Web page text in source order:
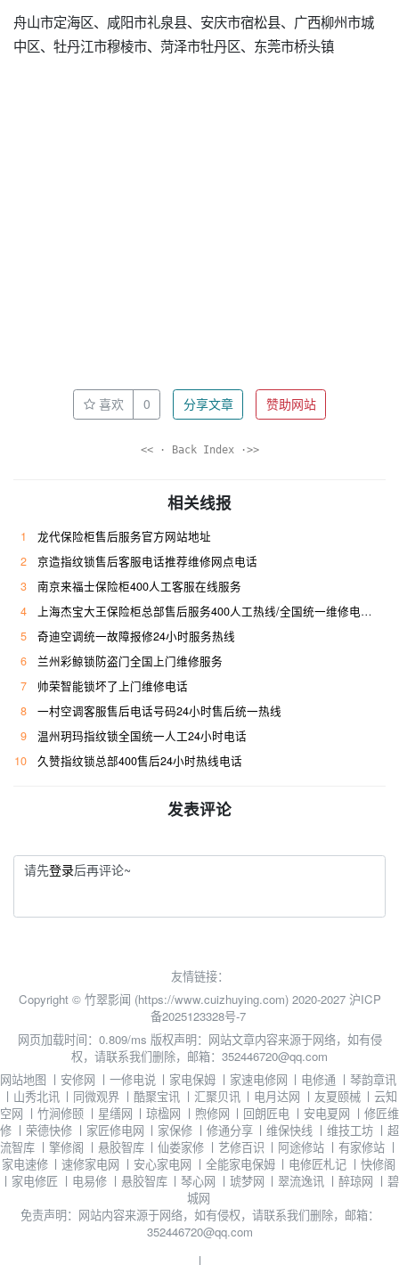
舟山市定海区、咸阳市礼泉县、安庆市宿松县、广西柳州市城
中区、牡丹江市穆棱市、菏泽市牡丹区、东莞市桥头镇
喜欢 0 分享文章 赞助网站
<< · Back Index ·>>
相关线报
1
龙代保险柜售后服务官方网站地址
2
京造指纹锁售后客服电话推荐维修网点电话
3
南京来福士保险柜400人工客服在线服务
4
上海杰宝大王保险柜总部售后服务400人工热线/全国统一维修电话是多少
5
奇迪空调统一故障报修24小时服务热线
6
兰州彩鲸锁防盗门全国上门维修服务
7
帅荣智能锁坏了上门维修电话
8
一村空调客服售后电话号码24小时售后统一热线
9
温州玥玛指纹锁全国统一人工24小时电话
10
久赞指纹锁总部400售后24小时热线电话
发表评论
请先登录后再评论~
友情链接：
Copyright © 竹翠影闻 (https://www.cuizhuying.com) 2020-2027 沪ICP
备2025123328号-7
网页加载时间：0.809/ms 版权声明：网站文章内容来源于网络，如有侵
权，请联系我们删除，邮箱：352446720@qq.com
网站地图 丨 安修网 丨 一修电说 丨 家电保姆 丨 家速电修网 丨 电修通 丨琴韵章讯
丨 山秀北讯 丨 同微观界 丨 酷聚宝讯 丨 汇聚贝讯 丨 电月达网 丨 友夏颐械 丨云知
空网 丨 竹涧修颐 丨 星缮网 丨琼楹网 丨 煦修网 丨 回朗匠电 丨 安电夏网 丨 修匠维
修 丨 荣德快修 丨 家匠修电网 丨 家保修 丨 修通分享 丨维保快线 丨维技工坊 丨 超
流智库 丨 擎修阁 丨 悬胶智库 丨仙娄家修 丨 艺修百识 丨 阿途修站 丨 有家修站 丨
家电速修 丨 速修家电网 丨 安心家电网 丨 全能家电保姆 丨 电修匠札记 丨 快修阁
丨 家电修匠 丨 电易修 丨 悬胶智库 丨琴心网 丨 琥梦网 丨翠流逸讯 丨醉琼网 丨 碧
城网
免责声明：网站内容来源于网络，如有侵权，请联系我们删除，邮箱：
352446720@qq.com
丨